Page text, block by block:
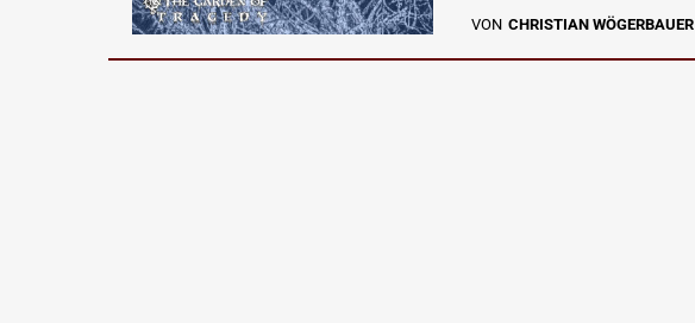
VON CHRISTIAN WÖGERBAUER